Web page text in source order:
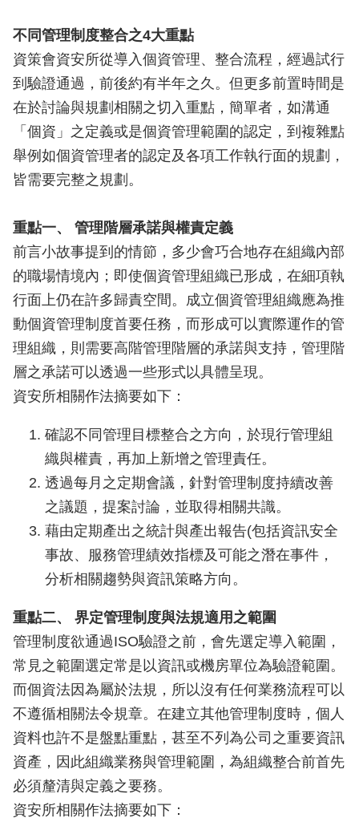
不同管理制度整合之4大重點
資策會資安所從導入個資管理、整合流程，經過試行
到驗證通過，前後約有半年之久。但更多前置時間是
在於討論與規劃相關之切入重點，簡單者，如溝通
「個資」之定義或是個資管理範圍的認定，到複雜點
舉例如個資管理者的認定及各項工作執行面的規劃，
皆需要完整之規劃。
重點一、 管理階層承諾與權責定義
前言小故事提到的情節，多少會巧合地存在組織內部
的職場情境內；即使個資管理組織已形成，在細項執
行面上仍在許多歸責空間。成立個資管理組織應為推
動個資管理制度首要任務，而形成可以實際運作的管
理組織，則需要高階管理階層的承諾與支持，管理階
層之承諾可以透過一些形式以具體呈現。
資安所相關作法摘要如下：
確認不同管理目標整合之方向，於現行管理組
織與權責，再加上新增之管理責任。
透過每月之定期會議，針對管理制度持續改善
之議題，提案討論，並取得相關共識。
藉由定期產出之統計與產出報告(包括資訊安全
事故、服務管理績效指標及可能之潛在事件，
分析相關趨勢與資訊策略方向。
重點二、 界定管理制度與法規適用之範圍
管理制度欲通過ISO驗證之前，會先選定導入範圍，
常見之範圍選定常是以資訊或機房單位為驗證範圍。
而個資法因為屬於法規，所以沒有任何業務流程可以
不遵循相關法令規章。在建立其他管理制度時，個人
資料也許不是盤點重點，甚至不列為公司之重要資訊
資產，因此組織業務與管理範圍，為組織整合前首先
必須釐清與定義之要務。
資安所相關作法摘要如下：